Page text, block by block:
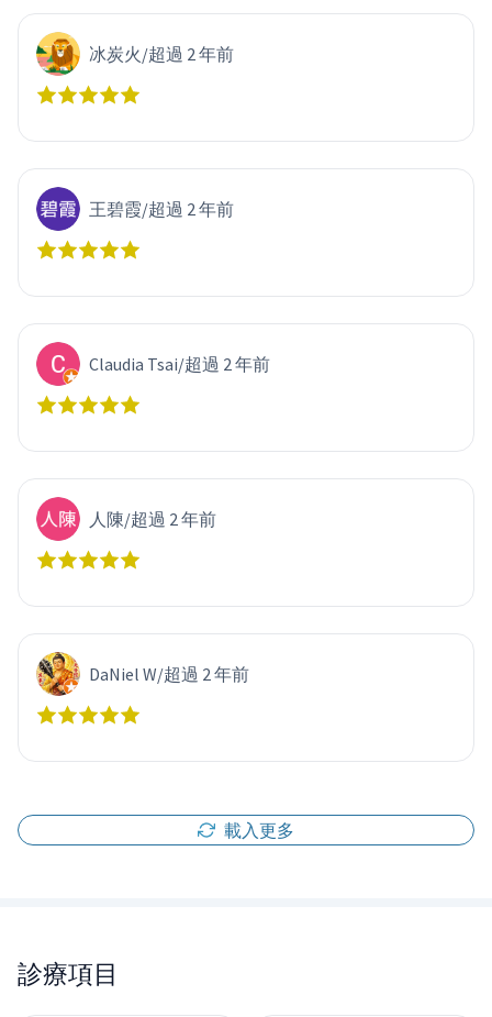
冰炭火/超過 2 年前
王碧霞/超過 2 年前
Claudia Tsai/超過 2 年前
人陳/超過 2 年前
DaNiel W/超過 2 年前
載入更多
診療項目